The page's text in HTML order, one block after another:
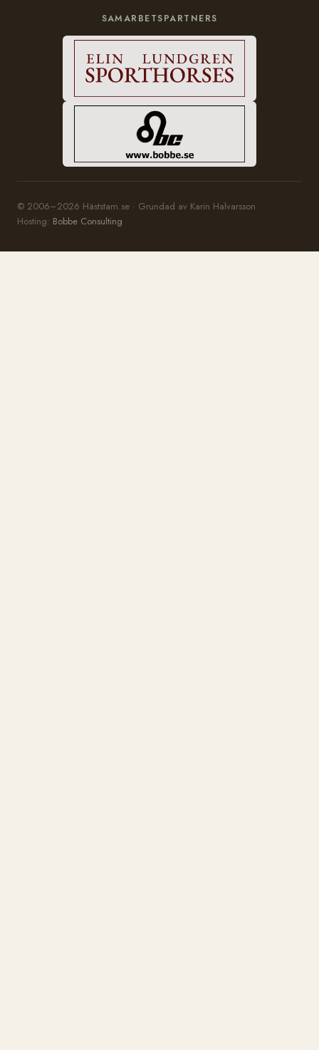
SAMARBETSPARTNERS
© 2006–2026 Häststam.se · Grundad av Karin Halvarsson
Hosting: Bobbe Consulting